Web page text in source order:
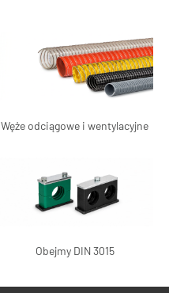
Węże odciągowe i wentylacyjne
Obejmy DIN 3015